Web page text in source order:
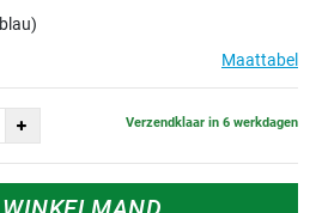
Maattabel
Verzendklaar in 6 werkdagen